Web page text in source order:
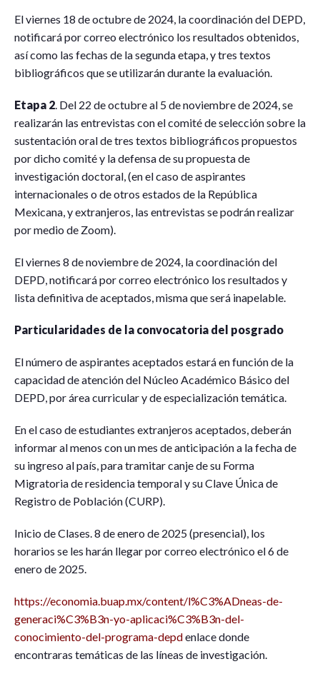
El viernes 18 de octubre de 2024, la coordinación del DEPD,
notificará por correo electrónico los resultados obtenidos,
así como las fechas de la segunda etapa, y tres textos
bibliográficos que se utilizarán durante la evaluación.
Etapa 2. Del 22 de octubre al 5 de noviembre de 2024, se
realizarán las entrevistas con el comité de selección sobre la
sustentación oral de tres textos bibliográficos propuestos
por dicho comité y la defensa de su propuesta de
investigación doctoral, (en el caso de aspirantes
internacionales o de otros estados de la República
Mexicana, y extranjeros, las entrevistas se podrán realizar
por medio de Zoom).
El viernes 8 de noviembre de 2024, la coordinación del
DEPD, notificará por correo electrónico los resultados y
lista definitiva de aceptados, misma que será inapelable.
Particularidades de la convocatoria del posgrado
El número de aspirantes aceptados estará en función de la
capacidad de atención del Núcleo Académico Básico del
DEPD, por área curricular y de especialización temática.
En el caso de estudiantes extranjeros aceptados, deberán
informar al menos con un mes de anticipación a la fecha de
su ingreso al país, para tramitar canje de su Forma
Migratoria de residencia temporal y su Clave Única de
Registro de Población (CURP).
Inicio de Clases. 8 de enero de 2025 (presencial), los
horarios se les harán llegar por correo electrónico el 6 de
enero de 2025.
https://economia.buap.mx/content/l%C3%ADneas-de-
generaci%C3%B3n-yo-aplicaci%C3%B3n-del-
conocimiento-del-programa-depdenlace donde
encontraras temáticas de las líneas de investigación.